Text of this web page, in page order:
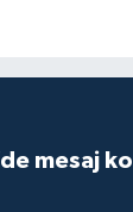
mesaj